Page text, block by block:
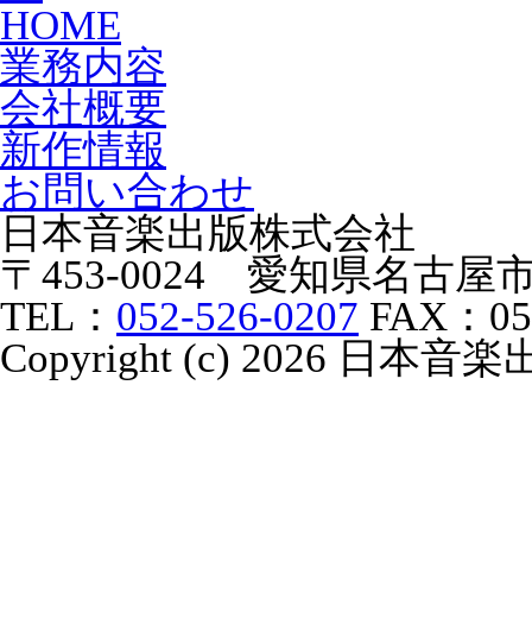
HOME
業務内容
会社概要
新作情報
お問い合わせ
日本音楽出版株式会社
〒453-0024 愛知県名古屋
TEL： 052-526-0207 FAX：
Copyright (c) 2026 日本音楽